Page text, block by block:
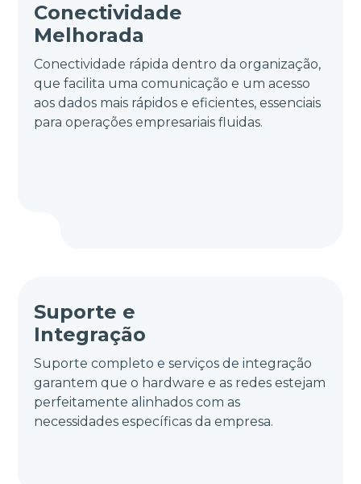
Conectividade
Melhorada
Conectividade rápida dentro da organização,
que facilita uma comunicação e um acesso
aos dados mais rápidos e eficientes, essenciais
para operações empresariais fluidas.
Suporte e
Integração
Suporte completo e serviços de integração
garantem que o hardware e as redes estejam
perfeitamente alinhados com as
necessidades específicas da empresa.